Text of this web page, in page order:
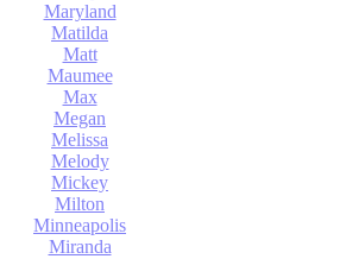
Maryland
Matilda
Matt
Maumee
Max
Megan
Melissa
Melody
Mickey
Milton
Minneapolis
Miranda